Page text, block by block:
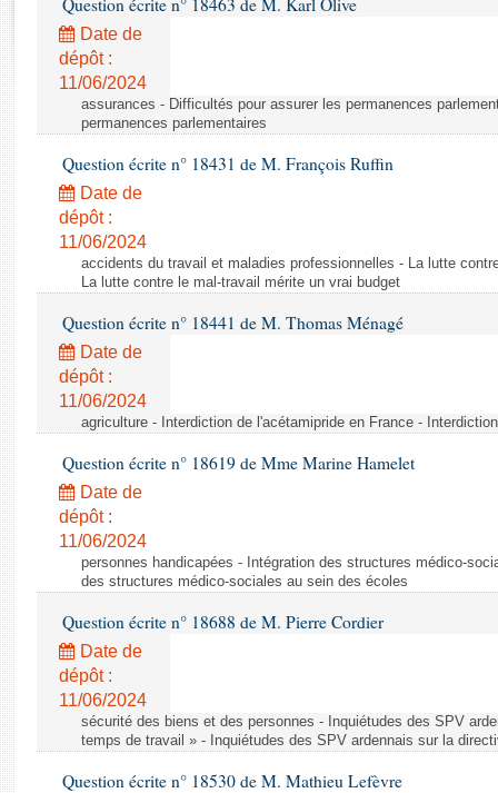
Rapports d'enquête
Rapports législatifs
Rapports sur l'application des lois
Baromètre de l’application des lois
Budget et sécurité sociale
Questions écrites et orales
Comptes rendus des débats
Question écrite n° 18463 de M. Karl Olive
Date de
dépôt :
11/06/2024
assurances - Difficultés pour assurer les permanences
permanences parlementaires
Question écrite n° 18431 de M. François Ruffin
Date de
dépôt :
11/06/2024
accidents du travail et maladies professionnelles - La lutte
La lutte contre le mal-travail mérite un vrai budget
Question écrite n° 18441 de M. Thomas Ménagé
Date de
dépôt :
11/06/2024
agriculture - Interdiction de l'acétamipride en France -
Question écrite n° 18619 de Mme Marine Hamelet
Date de
dépôt :
11/06/2024
personnes handicapées - Intégration des structures médico-
des structures médico-sociales au sein des écoles
Question écrite n° 18688 de M. Pierre Cordier
Date de
dépôt :
11/06/2024
sécurité des biens et des personnes - Inquiétudes des SPV
temps de travail » - Inquiétudes des SPV ardennais sur la
Question écrite n° 18530 de M. Mathieu Lefèvre